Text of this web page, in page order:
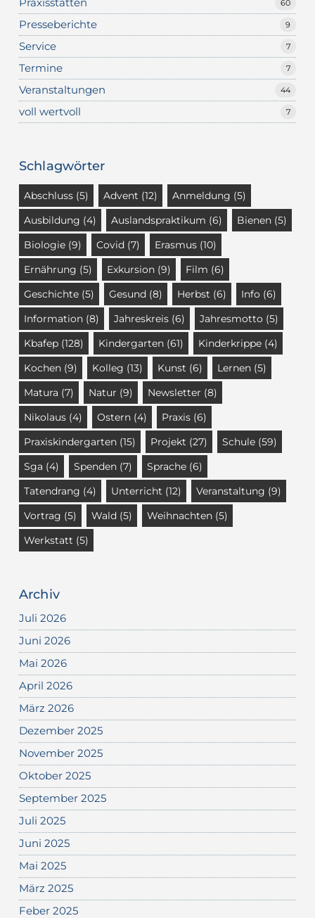
60
Presseberichte 9
Service 7
Termine 7
Veranstaltungen 44
voll wertvoll 7
Schlagwörter
Abschluss(5) Advent (12) Anmeldung (5)
Ausbildung (4) Auslandspraktikum (6) Bienen(5)
Biologie(9) Covid (7) Erasmus(10)
Ernährung (5) Exkursion(9) Film (6)
Geschichte(5) Gesund (8) Herbst (6) Info (6)
Information(8) Jahreskreis(6) Jahresmotto (5)
Kbafep(128) Kindergarten(61) Kinderkrippe(4)
Kochen(9) Kolleg (13) Kunst (6) Lernen(5)
Matura (7) Natur (9) Newsletter (8)
Nikolaus(4) Ostern(4) Praxis(6)
Praxiskindergarten(15) Projekt (27) Schule(59)
Sga (4) Spenden(7) Sprache(6)
Tatendrang (4) Unterricht (12) Veranstaltung (9)
Vortrag (5) Wald (5) Weihnachten(5)
Werkstatt (5)
Archiv
Juli 2026
Juni 2026
Mai 2026
April 2026
März 2026
Dezember 2025
November 2025
Oktober 2025
September 2025
Juli 2025
Juni 2025
Mai 2025
März 2025
Feber 2025